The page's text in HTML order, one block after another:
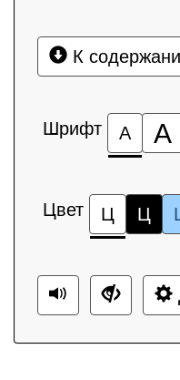
К
Шрифт А А
Цвет Ц Ц